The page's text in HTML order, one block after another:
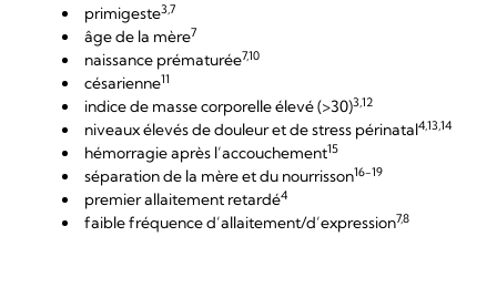
primigeste3,7
âge de la mère7
naissance prématurée7,10
césarienne11
indice de masse corporelle élevé (>30)3,12
niveaux élevés de douleur et de stress périnatal4,13,14
hémorragie après l’accouchement15
séparation de la mère et du nourrisson16-19
premier allaitement retardé4
faible fréquence d’allaitement/d’expression7,8